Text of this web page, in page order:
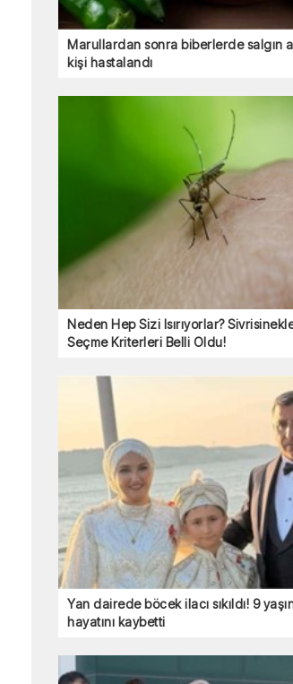
Marullardan sonra biberlerde salgın
kişi hastalandı
Neden Hep Sizi Isırıyorlar?
Seçme Kriterleri Belli Oldu!
Yan dairede böcek ilacı sıkıldı! 9
hayatını kaybetti